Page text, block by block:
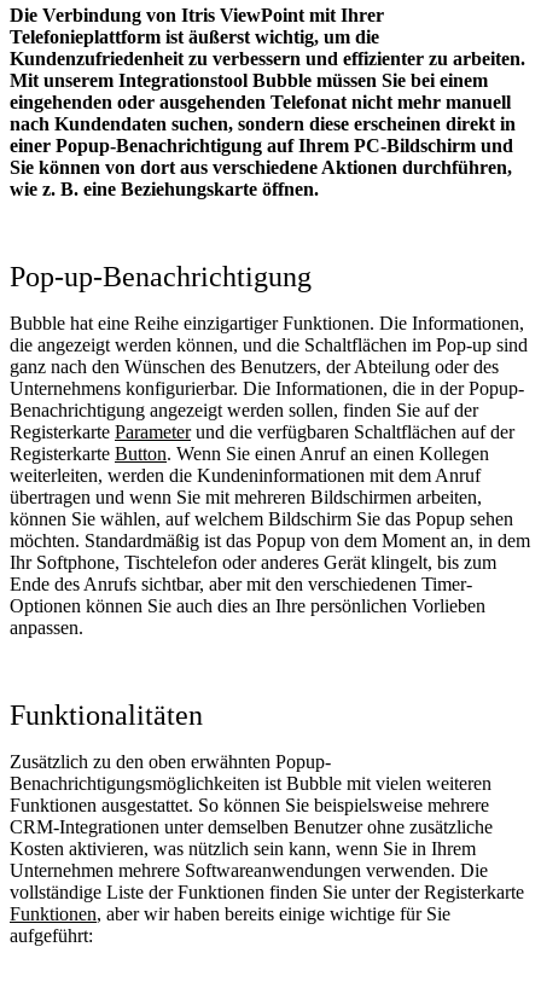
Die Verbindung von Itris ViewPoint mit Ihrer
Telefonieplattform ist äußerst wichtig, um die
Kundenzufriedenheit zu verbessern und effizienter zu arbeiten.
Mit unserem Integrationstool Bubble müssen Sie bei einem
eingehenden oder ausgehenden Telefonat nicht mehr manuell
nach Kundendaten suchen, sondern diese erscheinen direkt in
einer Popup-Benachrichtigung auf Ihrem PC-Bildschirm und
Sie können von dort aus verschiedene Aktionen durchführen,
wie z. B. eine Beziehungskarte öffnen.
Pop-up-Benachrichtigung
Bubble hat eine Reihe einzigartiger Funktionen. Die Informationen,
die angezeigt werden können, und die Schaltflächen im Pop-up sind
ganz nach den Wünschen des Benutzers, der Abteilung oder des
Unternehmens konfigurierbar. Die Informationen, die in der Popup-
Benachrichtigung angezeigt werden sollen, finden Sie auf der
Registerkarte Parameterund die verfügbaren Schaltflächen auf der
Registerkarte Button. Wenn Sie einen Anruf an einen Kollegen
weiterleiten, werden die Kundeninformationen mit dem Anruf
übertragen und wenn Sie mit mehreren Bildschirmen arbeiten,
können Sie wählen, auf welchem Bildschirm Sie das Popup sehen
möchten. Standardmäßig ist das Popup von dem Moment an, in dem
Ihr Softphone, Tischtelefon oder anderes Gerät klingelt, bis zum
Ende des Anrufs sichtbar, aber mit den verschiedenen Timer-
Optionen können Sie auch dies an Ihre persönlichen Vorlieben
anpassen.
Funktionalitäten
Zusätzlich zu den oben erwähnten Popup-
Benachrichtigungsmöglichkeiten ist Bubble mit vielen weiteren
Funktionen ausgestattet. So können Sie beispielsweise mehrere
CRM-Integrationen unter demselben Benutzer ohne zusätzliche
Kosten aktivieren, was nützlich sein kann, wenn Sie in Ihrem
Unternehmen mehrere Softwareanwendungen verwenden. Die
vollständige Liste der Funktionen finden Sie unter der Registerkarte
Funktionen, aber wir haben bereits einige wichtige für Sie
aufgeführt: